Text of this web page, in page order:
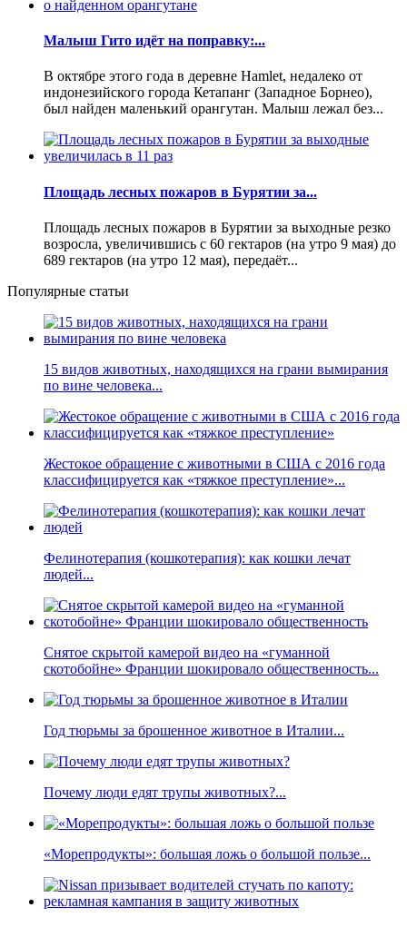
Малыш Гито идёт на поправку:...
В октябре этого года в деревне Hamlet, недалеко от
индонезийского города Кетапанг (Западное Борнео),
был найден маленький орангутан. Малыш лежал без...
Площадь лесных пожаров в Бурятии за...
Площадь лесных пожаров в Бурятии за выходные резко
возросла, увеличившись с 60 гектаров (на утро 9 мая) до
689 гектаров (на утро 12 мая), передаёт...
Популярные статьи
15 видов животных, находящихся на грани вымирания
по вине человека...
Жестокое обращение с животными в США с 2016 года
классифицируется как «тяжкое преступление»...
Фелинотерапия (кошкотерапия): как кошки лечат
людей...
Снятое скрытой камерой видео на «гуманной
скотобойне» Франции шокировало общественность...
Год тюрьмы за брошенное животное в Италии...
Почему люди едят трупы животных?...
«Морепродукты»: большая ложь о большой пользе...